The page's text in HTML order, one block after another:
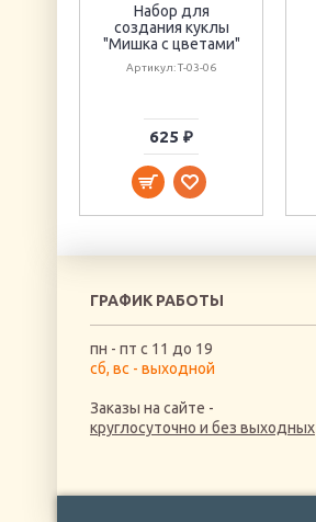
Набор для
создания куклы
"Мишка с цветами"
Артикул: Т-03-06
625 ₽
ГРАФИК РАБОТЫ
пн - пт с 11 до 19
сб, вс - выходной
Заказы на сайте -
круглосуточно и без выходных